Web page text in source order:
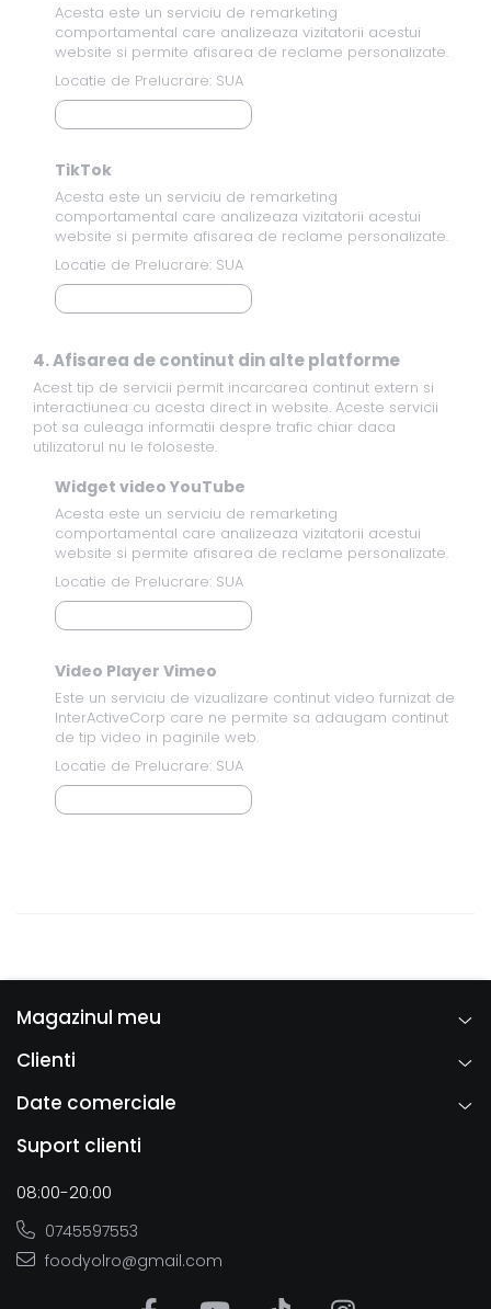
Acesta este un serviciu de remarketing
comportamental care analizeaza vizitatorii acestui
website si permite afisarea de reclame personalizate.
Locatie de Prelucrare: SUA
TikTok
Acesta este un serviciu de remarketing
comportamental care analizeaza vizitatorii acestui
website si permite afisarea de reclame personalizate.
Locatie de Prelucrare: SUA
4. Afisarea de continut din alte platforme
Acest tip de servicii permit incarcarea continut extern si
interactiunea cu acesta direct in website. Aceste servicii
pot sa culeaga informatii despre trafic chiar daca
utilizatorul nu le foloseste.
Widget video YouTube
Acesta este un serviciu de remarketing
comportamental care analizeaza vizitatorii acestui
website si permite afisarea de reclame personalizate.
Locatie de Prelucrare: SUA
Video Player Vimeo
Este un serviciu de vizualizare continut video furnizat de
InterActiveCorp care ne permite sa adaugam continut
de tip video in paginile web.
Locatie de Prelucrare: SUA
Magazinul meu
Clienti
Date comerciale
Suport clienti
08:00-20:00
0745597553
foodyolro@gmail.com